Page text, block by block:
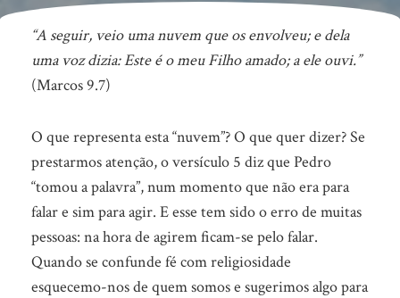
Relance
“A seguir, veio uma nuvem que os envolveu; e dela
uma voz dizia: Este é o meu Filho amado; a ele ouvi.”
(Marcos 9.7)
O que representa esta “nuvem”? O que quer dizer? Se
prestarmos atenção, o versículo 5 diz que Pedro
“tomou a palavra”, num momento que não era para
falar e sim para agir. E esse tem sido o erro de muitas
pessoas: na hora de agirem ficam-se pelo falar.
Quando se confunde fé com religiosidade
esquecemo-nos de quem somos e sugerimos algo para